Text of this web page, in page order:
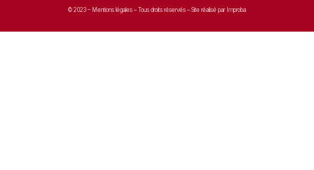
© 2023 – Mentions légales – Tous droits réservés – Site réalisé par Improba